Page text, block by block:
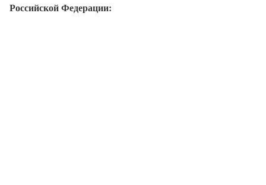
Российской Федерации: